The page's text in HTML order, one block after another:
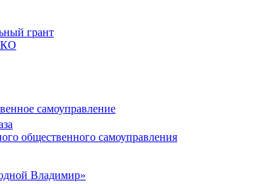
грант
самоуправление
общественного самоуправления
Владимир»